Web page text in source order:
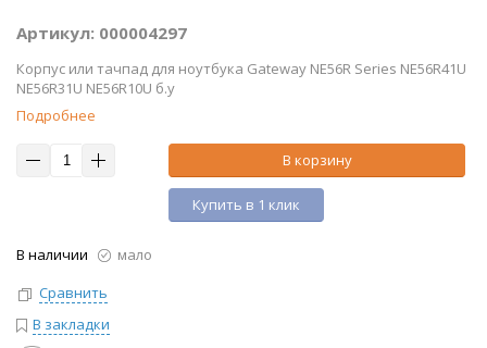
Артикул: 000004297
Корпус или тачпад для ноутбука Gateway NE56R Series NE56R41U
NE56R31U NE56R10U б.у
Подробнее
В корзину
Купить в 1 клик
В наличии
мало
Сравнить
В закладки